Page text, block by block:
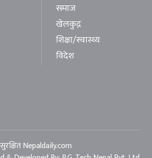
समाज
खेलकुद़़
शिक्षा/स्वास्थ्य
विदेश
Nepaldaily.com